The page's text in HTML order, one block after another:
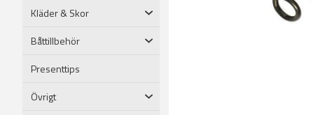
Kläder & Skor
Båttillbehör
Presenttips
Övrigt